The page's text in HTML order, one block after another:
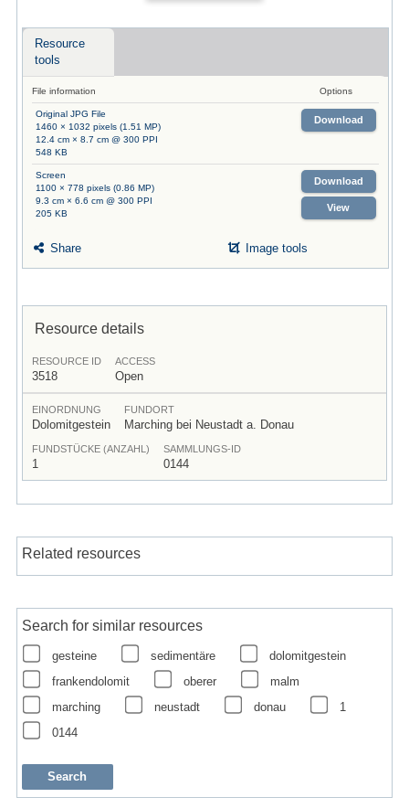
Resource
tools
File information Options
Original JPG File
1460 × 1032 pixels (1.51 MP)
12.4 cm × 8.7 cm @ 300 PPI
548 KB
Download
Screen
1100 × 778 pixels (0.86 MP)
9.3 cm × 6.6 cm @ 300 PPI
205 KB
Download
View
Share Image tools
Resource details
RESOURCE ID
3518
ACCESS
Open
EINORDNUNG
Dolomitgestein
FUNDORT
Marching bei Neustadt a. Donau
FUNDSTÜCKE (ANZAHL)
1
SAMMLUNGS-ID
0144
Related resources
Search for similar resources
gesteine sedimentäre
dolomitgestein
frankendolomit
oberer
malm
marching
neustadt donau
1
0144